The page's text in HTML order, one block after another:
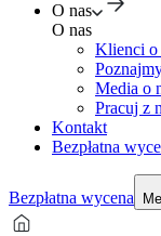
O nas
O nas
Klienci o
Media o
Pracuj z
Kontakt
Bezpłatna
Bezpłatna wycena